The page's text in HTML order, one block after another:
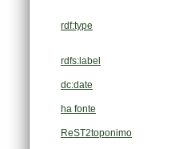
rdf:type
rdfs:label
dc:date
ha fonte
ReST2toponimo